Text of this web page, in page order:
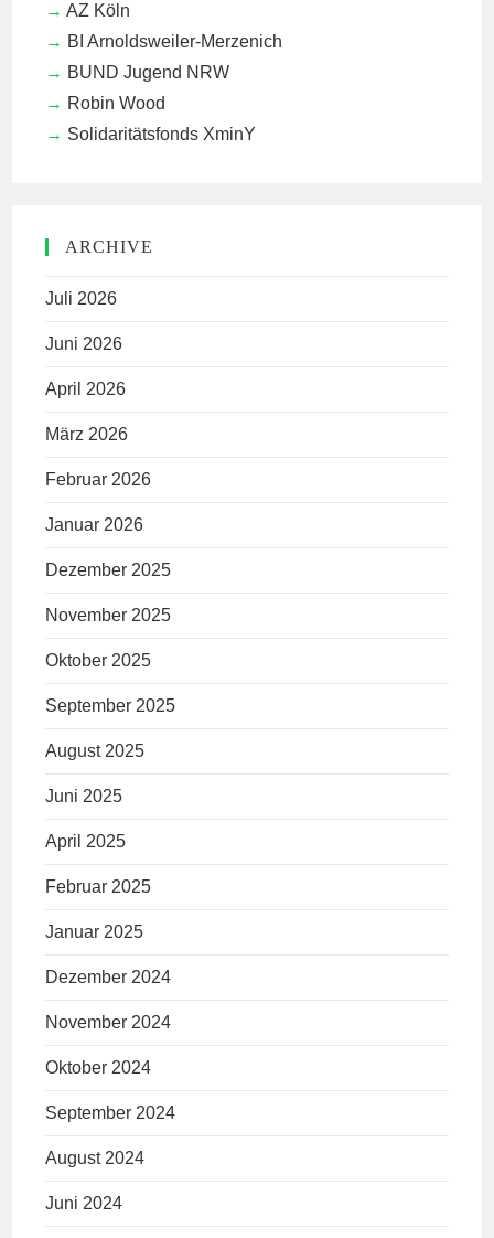
AZ Köln
BI Arnoldsweiler-Merzenich
BUND Jugend NRW
Robin Wood
Solidaritätsfonds XminY
ARCHIVE
Juli 2026
Juni 2026
April 2026
März 2026
Februar 2026
Januar 2026
Dezember 2025
November 2025
Oktober 2025
September 2025
August 2025
Juni 2025
April 2025
Februar 2025
Januar 2025
Dezember 2024
November 2024
Oktober 2024
September 2024
August 2024
Juni 2024